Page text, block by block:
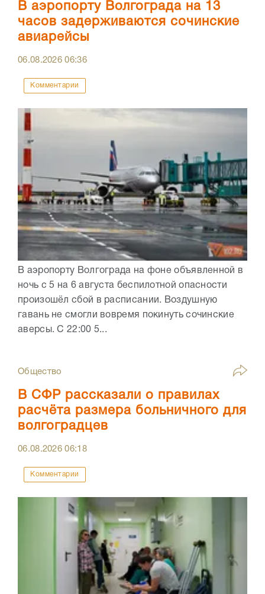
В аэропорту Волгограда на 13
часов задерживаются сочинские
авиарейсы
06.08.202606:36
Комментарии
В аэропорту Волгограда на фоне объявленной в
ночь с 5 на 6 августа беспилотной опасности
произошёл сбой в расписании. Воздушную
гавань не смогли вовремя покинуть сочинские
аверсы. С 22:00 5...
Общество
В СФР рассказали о правилах
расчёта размера больничного для
волгоградцев
06.08.202606:18
Комментарии